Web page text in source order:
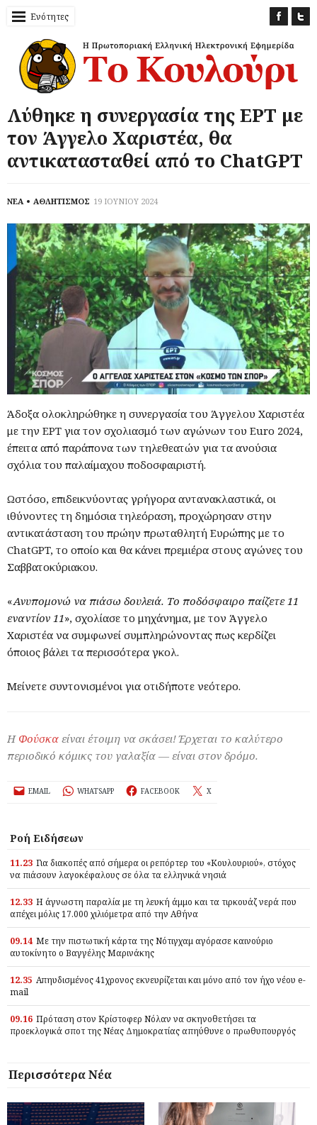
Ενότητες
Λύθηκε η συνεργασία της ΕΡΤ με
τον Άγγελο Χαριστέα, θα
αντικατασταθεί από το ChatGPT
ΝΕΑ ΑΘΛΗΤΙΣΜΟΣ 19 ΙΟΥΝΙΟΥ 2024
Άδοξα ολοκληρώθηκε η συνεργασία του Άγγελου Χαριστέα
με την ΕΡΤ για τον σχολιασμό των αγώνων του Euro 2024,
έπειτα από παράπονα των τηλεθεατών για τα ανούσια
σχόλια του παλαίμαχου ποδοσφαιριστή.
Ωστόσο, επιδεικνύοντας γρήγορα αντανακλαστικά, οι
ιθύνοντες τη δημόσια τηλεόραση, προχώρησαν στην
αντικατάσταση του πρώην πρωταθλητή Ευρώπης με το
ChatGPT, το οποίο και θα κάνει πρεμιέρα στους αγώνες του
Σαββατοκύριακου.
«Ανυπομονώ να πιάσω δουλειά. Το ποδόσφαιρο παίζετε 11
εναντίον 11», σχολίασε το μηχάνημα, με τον Άγγελο
Χαριστέα να συμφωνεί συμπληρώνοντας πως κερδίζει
όποιος βάλει τα περισσότερα γκολ.
Μείνετε συντονισμένοι για οτιδήποτε νεότερο.
Η Φούσκα είναι έτοιμη να σκάσει! Έρχεται το καλύτερο
περιοδικό κόμικς του γαλαξία — είναι στον δρόμο.
EMAIL WHATSAPP FACEBOOK X
Ροή Ειδήσεων
11.23 Για διακοπές από σήμερα οι ρεπόρτερ του «Κουλουριού», στόχος
να πιάσουν λαγοκέφαλους σε όλα τα ελληνικά νησιά
12.33 Η άγνωστη παραλία με τη λευκή άμμο και τα τιρκουάζ νερά που
απέχει μόλις 17.000 χιλιόμετρα από την Αθήνα
09.14 Με την πιστωτική κάρτα της Νότιγχαμ αγόρασε καινούριο
αυτοκίνητο ο Βαγγέλης Μαρινάκης
12.35 Απηυδισμένος 41χρονος εκνευρίζεται και μόνο από τον ήχο νέου e-
mail
09.16 Πρόταση στον Κρίστοφερ Νόλαν να σκηνοθετήσει τα
προεκλογικά σποτ της Νέας Δημοκρατίας απηύθυνε ο πρωθυπουργός
Περισσότερα Νέα